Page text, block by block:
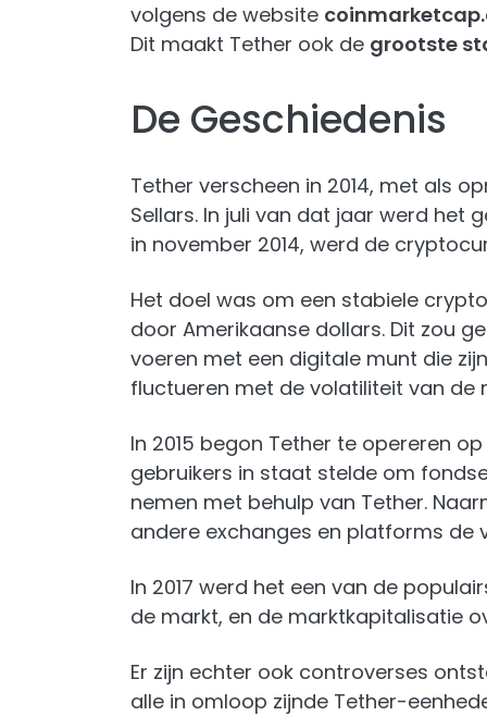
volgens de website
Dit maakt Tether ook de grootste
De Geschiedenis
Tether verscheen in 2014, met als
Sellars. In juli van dat jaar werd het
in november 2014, werd de
Het doel was om een stabiele
door Amerikaanse dollars. Dit zou
voeren met een digitale munt die
fluctueren met de volatiliteit van de
In 2015 begon Tether te opereren
gebruikers in staat stelde om
nemen met behulp van Tether.
andere exchanges en platforms de
In 2017 werd het een van de
de markt, en de marktkapitalisatie
Er zijn echter ook controverses
alle in omloop zijnde Tether-